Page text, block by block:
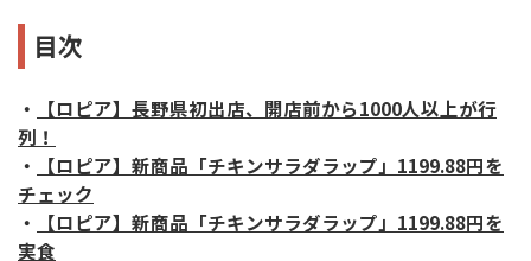
目次
・
【ロピア】長野県初出店、開店前から1000人以上が行
列！
・
【ロピア】新商品「チキンサラダラップ」1199.88円を
チェック
・
【ロピア】新商品「チキンサラダラップ」1199.88円を
実食